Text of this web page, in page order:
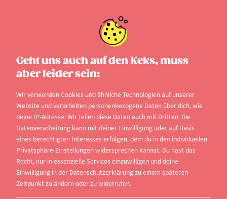
Geht uns auch auf den Keks, muss
aber leider sein:
Wir verwenden Cookies und ähnliche Technologien auf unserer
Website und verarbeiten personenbezogene Daten über dich, wie
deine IP-Adresse. Wir teilen diese Daten auch mit Dritten. Die
Datenverarbeitung kann mit deiner Einwilligung oder auf Basis
eines berechtigten Interesses erfolgen, dem du in den individuellen
Privatsphäre-Einstellungen widersprechen kannst. Du hast das
Recht, nur in essenzielle Services einzuwilligen und deine
Einwilligung in der Datenschutzerklärung zu einem späteren
Zeitpunkt zu ändern oder zu widerrufen.
Welches Studienfach passt
am besten zu dir? Ein
Leitfaden zur Studienwahl
Medizin, BWL oder doch Germanistik? Die
Entscheidung für ein Studienfach ist ein
entscheidender Schritt auf dem Weg in die